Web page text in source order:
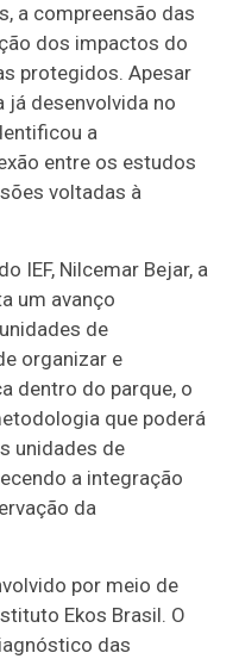
a compreensão das
dos impactos do
protegidos. Apesar
já desenvolvida no
a
entre os estudos
voltadas à
IEF, Nilcemar Bejar, a
um avanço
de
organizar e
dentro do parque, o
que poderá
unidades de
a integração
da
por meio de
Ekos Brasil. O
das